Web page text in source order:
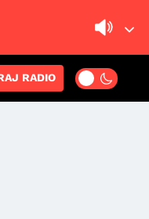
RADIO